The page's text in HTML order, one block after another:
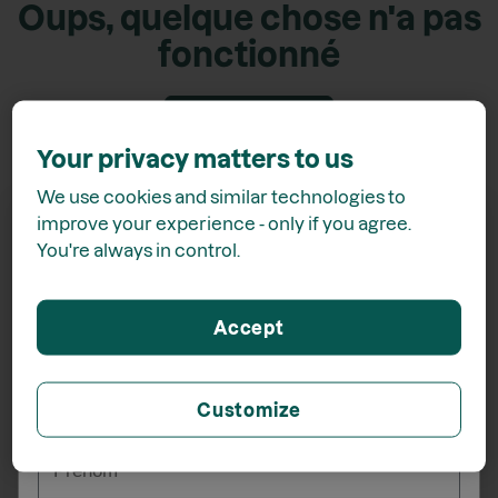
Oups, quelque chose n'a pas
fonctionné
Your privacy matters to us
We use cookies and similar technologies to
improve your experience - only if you agree.
You're always in control.
Customize
Accept
15% de rabais*
lors de votre inscription à l'infolettre
_______